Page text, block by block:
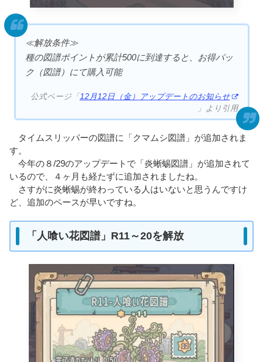
≪解放条件≫
種の図譜ポイントが累計500に到達すると、お得パッ
ク（図譜）にて購入可能
公式ページ「12月12日（金）アップデートのお知らせ
」より引用
タイムスリッパーの図譜に「クマムシ図譜」が追加されま
す。
今年の８/29のアップデートで「炎蜥蜴図譜」が追加されて
いるので、４ヶ月も経たずに追加されましたね。
さすがに炎蜥蜴が終わっている人はいないと思うんですけ
ど、追加のペースが早いですね。
「人喰い花図譜」R11～20を解放